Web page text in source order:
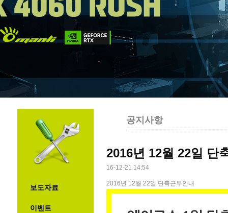
보도자료
이벤트
공지사항
2016년 12월 22일 단
16-12-21 14:54
2016년 12월 22일 단축근무안내